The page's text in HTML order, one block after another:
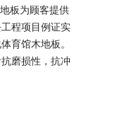
板为顾客提供
程项目例证实
育馆木地板。
磨损性，抗冲